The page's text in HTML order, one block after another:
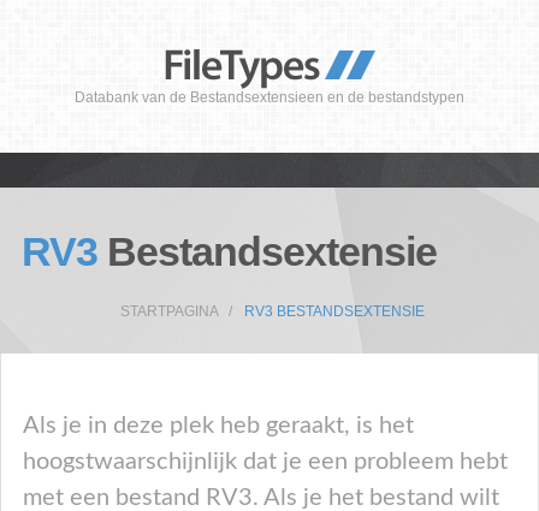
Databank van de Bestandsextensieen en de bestandstypen
RV3 Bestandsextensie
STARTPAGINA RV3 BESTANDSEXTENSIE
Als je in deze plek heb geraakt, is het
hoogstwaarschijnlijk dat je een probleem hebt
met een bestand RV3. Als je het bestand wilt